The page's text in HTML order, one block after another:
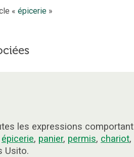
«épicerie »
les expressions comportant
épicerie, panier, permis, chariot,
Usito.